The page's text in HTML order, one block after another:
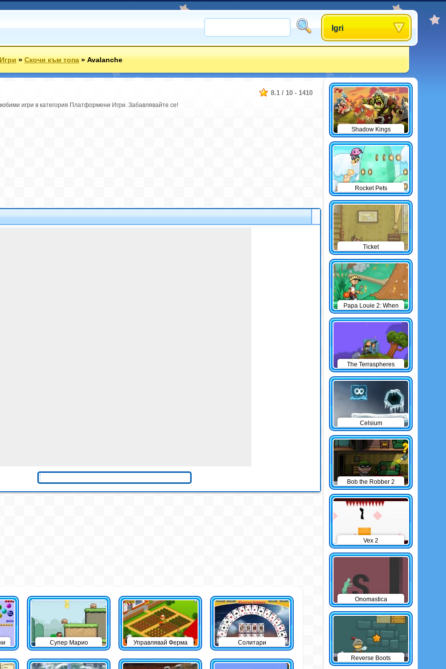
Igri
»Скочи към топа»Avalanche
8.1 / 10 - 1410
игри в категория Платформени Игри. Забавлявайте се!
Супер Марио Управлявай Ферма Солитари
Shadow Kings
Rocket Pets
Ticket
Papa Louie 2: When
Burgers Attack
The Terraspheres
Celsium
Bob the Robber 2
Vex 2
Onomastica
Reverse Boots